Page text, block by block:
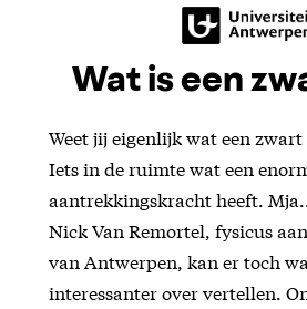
Wat is een
Weet jij eigenlijk wat een zwart
Iets in de ruimte wat een
aantrekkingskracht heeft.
Nick Van Remortel, fysicus
van Antwerpen, kan er toch
interessanter over vertellen.